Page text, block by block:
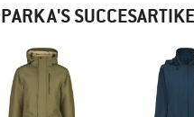
PARKA'S